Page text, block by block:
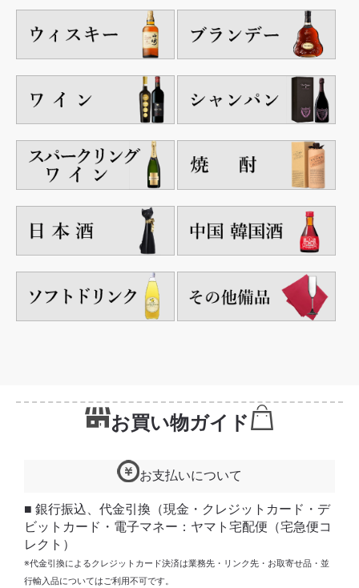
お買い物ガイド
お支払いについて
■ 銀行振込、代金引換（現金・クレジットカード・デ
ビットカード・電子マネー：ヤマト宅配便（宅急便コ
レクト）
※代金引換によるクレジットカード決済は業務先・リンク先・お取寄せ品・並
行輸入品についてはご利用不可です。